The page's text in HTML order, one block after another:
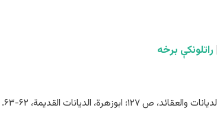
| راتلونکې برخه